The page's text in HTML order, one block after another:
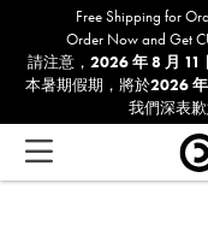
意：
网
包
Free Shipping for
Order Now and Get
請注意， 2026 年 8 月 11
本暑期假期，將於2026
我們深表